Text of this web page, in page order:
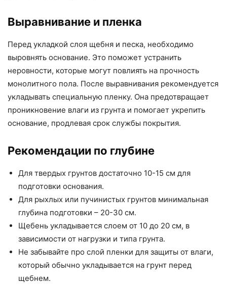
Выравнивание и пленка
Перед укладкой слоя щебня и песка, необходимо
выровнять основание. Это поможет устранить
неровности, которые могут повлиять на прочность
монолитного пола. После выравнивания рекомендуется
укладывать специальную пленку. Она предотвращает
проникновение влаги из грунта и помогает укрепить
основание, продлевая срок службы покрытия.
Рекомендации по глубине
Для твердых грунтов достаточно 10-15 см для
подготовки основания.
Для рыхлых или пучинистых грунтов минимальная
глубина подготовки – 20-30 см.
Щебень укладывается слоем от 10 до 20 см, в
зависимости от нагрузки и типа грунта.
Не забывайте про слой пленки для защиты от влаги,
который обычно укладывается на грунт перед
щебнем.